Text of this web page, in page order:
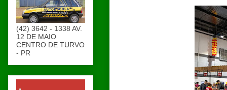
(42) 3642 - 1338 AV.
12 DE MAIO
CENTRO DE TURVO
- PR